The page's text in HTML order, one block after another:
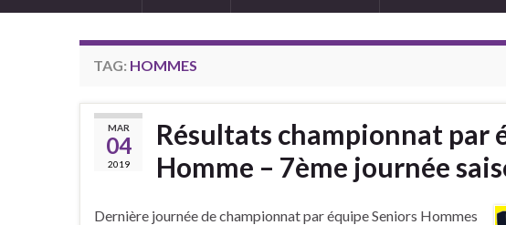
TAG: HOMMES
MAR
04
2019
Résultats championnat par
Homme – 7ème journée
Dernière journée de championnat par équipe Seniors Hommes